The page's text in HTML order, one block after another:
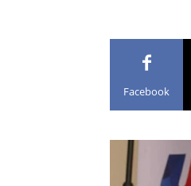
Facebook